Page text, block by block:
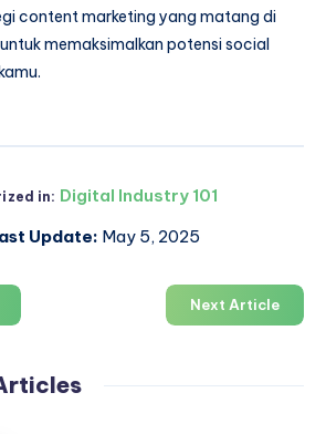
content marketing yang matang di
memaksimalkan potensi social
in: Digital Industry 101
Update: May 5, 2025
Next Article